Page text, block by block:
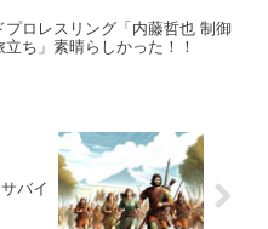
プロレスリング「内藤哲也 制御
立ち」素晴らしかった！！
バイ